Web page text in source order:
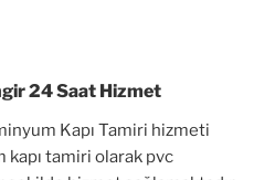
24 Saat Hizmet
Kapı Tamiri hizmeti
tamiri olarak pvc